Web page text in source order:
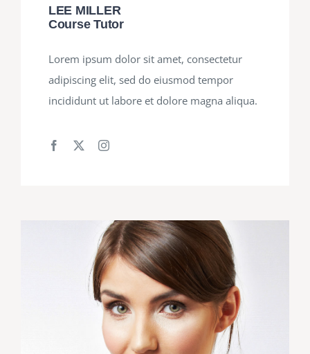
LEE MILLER
Course Tutor
Lorem ipsum dolor sit amet, consectetur
adipiscing elit, sed do eiusmod tempor
incididunt ut labore et dolore magna aliqua.